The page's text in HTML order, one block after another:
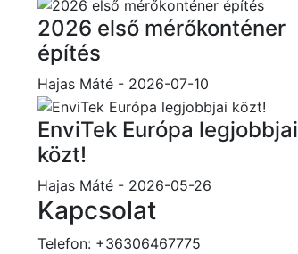
2026 első mérőkonténer
építés
Hajas Máté - 2026-07-10
EnviTek Európa legjobbjai
közt!
Hajas Máté - 2026-05-26
Kapcsolat
Telefon: +36306467775